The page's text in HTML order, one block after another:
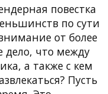
повестка
по сути
от более
дело, что между
а также с кем
Пусть